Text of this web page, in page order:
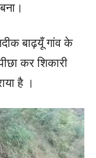
बाढ़यूँ गांव के
कर शिकारी
है ।